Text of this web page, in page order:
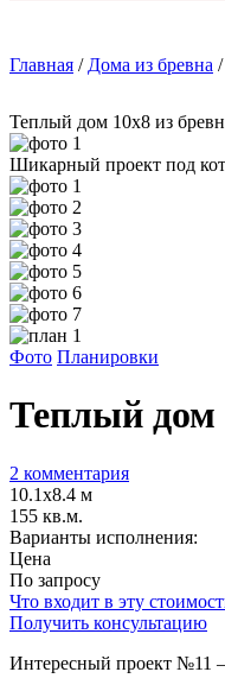
Главная / Дома из бревна /
Теплый дом 10х8 из
Шикарный проект под
Фото Планировки
Теплый дом
2 комментария
10.1х8.4 м
155 кв.м.
Варианты исполнения:
Цена
По запросу
Что входит в эту
Получить консультацию
Интересный проект №11